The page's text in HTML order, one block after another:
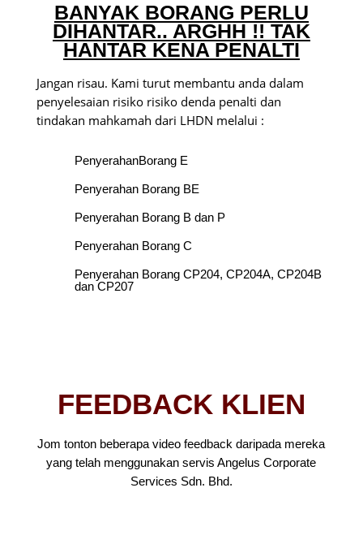
BANYAK BORANG PERLU
DIHANTAR.. ARGHH !! TAK
HANTAR KENA PENALTI
Jangan risau. Kami turut membantu anda dalam
penyelesaian risiko risiko denda penalti dan
tindakan mahkamah dari LHDN melalui :
PenyerahanBorang E
Penyerahan Borang BE
Penyerahan Borang B dan P
Penyerahan Borang C
Penyerahan Borang CP204, CP204A, CP204B
dan CP207
FEEDBACK KLIEN
Jom tonton beberapa video feedback daripada mereka
yang telah menggunakan servis Angelus Corporate
Services Sdn. Bhd.